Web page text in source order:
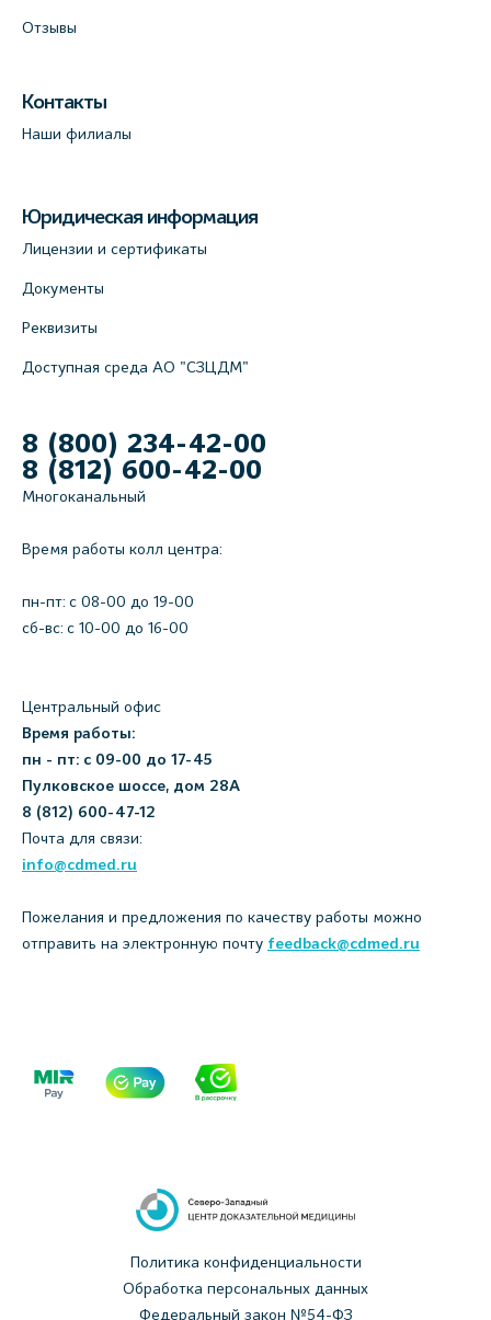
Отзывы
Контакты
Наши филиалы
Юридическая информация
Лицензии и сертификаты
Документы
Реквизиты
Доступная среда АО "СЗЦДМ"
8 (800) 234-42-00
8 (812) 600-42-00
Многоканальный
Время работы колл центра:
пн-пт: c 08-00 до 19-00
сб-вс: с 10-00 до 16-00
Центральный офис
Время работы:
пн - пт: с 09-00 до 17-45
Пулковское шоссе, дом 28А
8 (812) 600-47-12
Почта для связи:
info@cdmed.ru
Пожелания и предложения по качеству работы можно
отправить на электронную почту feedback@cdmed.ru
Политика конфиденциальности
Обработка персональных данных
Федеральный закон №54-ФЗ